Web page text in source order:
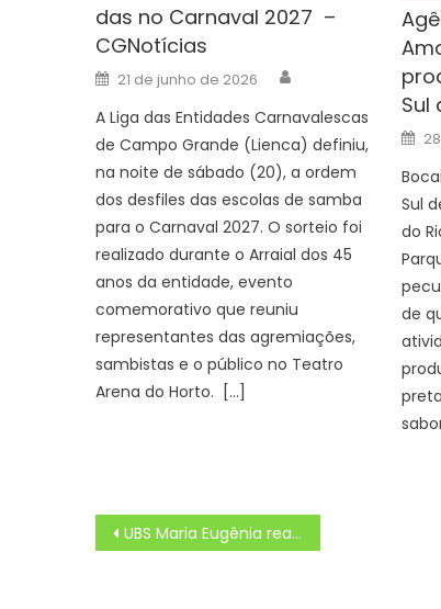
das no Carnaval 2027 –
CGNotícias
Posted
on
21 de junho de 2026
A Liga das Entidades Carnavalescas
de Campo Grande (Lienca) definiu,
na noite de sábado (20), a ordem
dos desfiles das escolas de samba
para o Carnaval 2027. O sorteio foi
realizado durante o Arraial dos 45
anos da entidade, evento
comemorativo que reuniu
representantes das agremiações,
sambistas e o público no Teatro
Arena do Horto. […]
Sul
on
Sul
do
de
Navegação
de
UBS Maria Eugênia realiza palestra sobre síndrome de down – Agência de Notícias